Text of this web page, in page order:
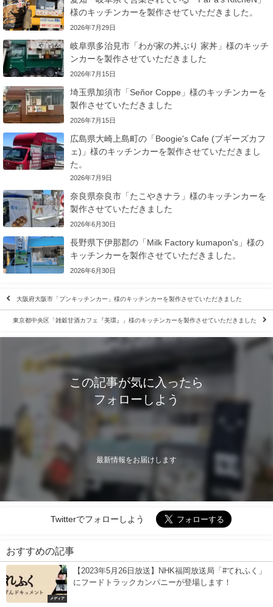
様のキッチンカーを製作させていただきました。
2026年7月29日
岐阜県多治見市「わが家の丼ぶり 家丼」様のキッチ
ンカーを製作させていただきました
2026年7月15日
埼玉県加須市「Señor Coppe」様のキッチンカーを
製作させていただきました
2026年7月15日
広島県大崎上島町の「Boogie's Cafe (ブギーズカフ
ェ)」様のキッチンカーを製作させていただきまし
た。
2026年7月9日
奈良県奈良市「たこやきナラ」様のキッチンカーを
製作させていただきました
2026年6月30日
長野県下伊那郡の「Milk Factory kumapon's」様の
キッチンカーを製作させていただきました。
2026年6月30日
大阪府大阪市「プンキッチンカー」様のキッチンカーを製作させていただきました
東京都中央区「雑穀甘酒カフェ『美環』」様のキッチンカーを製作させていただきました
この記事が気に入ったら
フォローしよう
最新情報をお届けします
Twitterでフォローしよう
おすすめの記事
メディア
【2023年5月26日放送】NHK福岡放送局「#てれふく」
にフードトラックカンパニーが登場します！